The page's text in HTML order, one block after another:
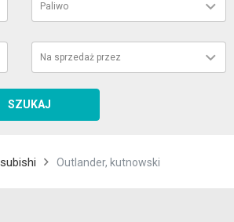
Paliwo
Na sprzedaż przez
SZUKAJ
Outlander, kutnowski